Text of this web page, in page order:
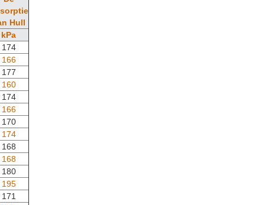
Hull
kPa
174
166
177
160
174
166
170
174
168
168
180
195
171